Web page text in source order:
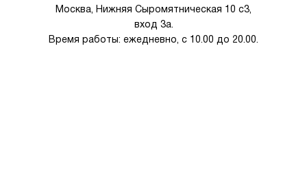
Москва, Нижняя Сыромятническая 10 с3,
вход 3а.
Время работы: ежедневно, с 10.00 до 20.00.